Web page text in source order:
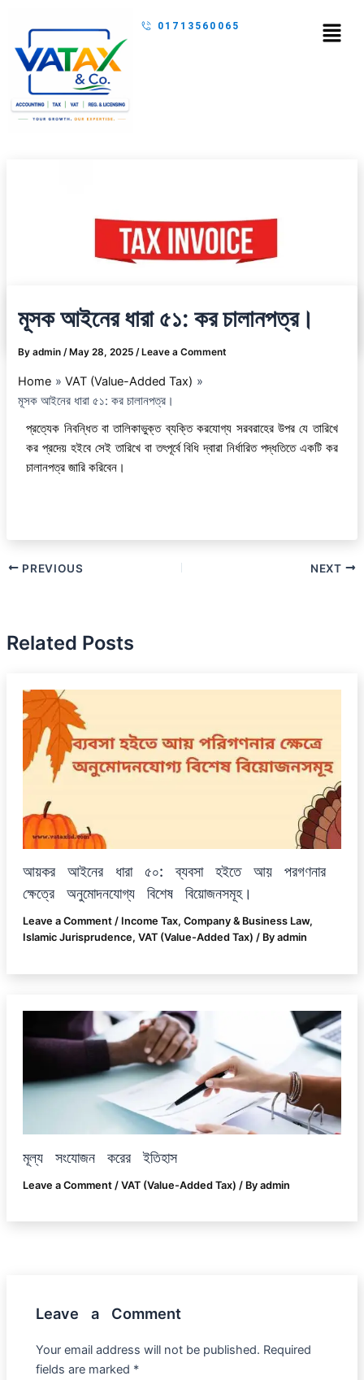
content
01713560065 Menu
মূসক আইনের ধারা ৫১: কর চালানপত্র।
Byadmin/ May 28, 2025/ Leave a Comment
Home
VAT (Value-Added Tax)
মূসক আইনের ধারা ৫১: কর চালানপত্র।
প্রত্যেক নিবন্ধিত বা তালিকাভুক্ত ব্যক্তি করযোগ্য সরবরাহের উপর যে তারিখে
কর প্রদেয় হইবে সেই তারিখে বা তৎপূর্বে বিধি দ্বারা নির্ধারিত পদ্ধতিতে একটি কর
চালানপত্র জারি করিবেন।
PREVIOUS NEXT
Related Posts
আয়কর আইনের ধারা ৫০: ব্যবসা হইতে আয় পরগণনার
ক্ষেত্রে অনুমোদনযোগ্য বিশেষ বিয়োজনসমূহ।
Leave a Comment / Income Tax, Company & Business Law,
Islamic Jurisprudence, VAT (Value-Added Tax) / By admin
মূল্য সংযোজন করের ইতিহাস
Leave a Comment / VAT (Value-Added Tax) / By admin
Leave a Comment
Your email address will not be published. Required
fields are marked *